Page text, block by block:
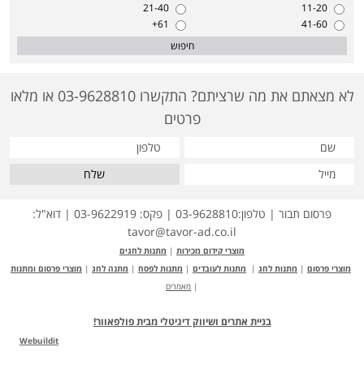
11-20
21-40
41-60
61+
חיפוש
לא מצאתם את מה שרציתם? התקשרו 03-9628810 או מלאו
פרטים
שלח
פרסום תבור | טלפון:03-9628810 | פקס: 03-9622919 | דוא"ל:
tavor@tavor-ad.co.il
מוצרי קידום מכירות | מתנות לחגים
מוצרי פרסום | מתנות לחג | מתנות לעובדים | מתנות לפסח | מתנה לחג | מוצרי פרסום ומתנות
| מאמרים
בניית אתרים ושיווק דיגיטלי מבית פולפאוור!
Webuildit